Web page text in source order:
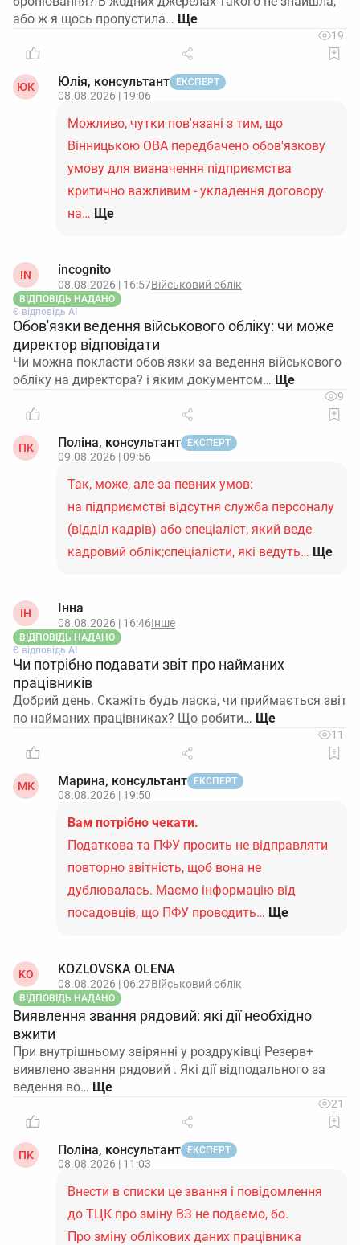
або ж я щось пропустила…
19
ЮК Юлія, консультант ЕКСПЕРТ
08.08.2026 | 19:06
Можливо, чутки пов'язані з тим, що
Вінницькою ОВА передбачено обов'язкову
умову для визначення підприємства
критично важливим - укладення договору
на… Ще
IN incognito
08.08.2026 | 16:57Військовий облік
ВІДПОВІДЬ НАДАНО
Є відповідь АІ
Обов'язки ведення військового обліку: чи може
директор відповідати
Чи можна покласти обов'язки за ведення військового
обліку на директора? і яким документом…
9
ПК Поліна, консультант ЕКСПЕРТ
09.08.2026 | 09:56
Так, може, але за певних умов:
на підприємстві відсутня служба персоналу
(відділ кадрів) або спеціаліст, який веде
кадровий облік;спеціалісти, які ведуть… Ще
ІН Інна
08.08.2026 | 16:46Інше
ВІДПОВІДЬ НАДАНО
Є відповідь АІ
Чи потрібно подавати звіт про найманих
працівників
Добрий день. Скажіть будь ласка, чи приймається звіт
по найманих працівниках? Що робити…
11
МК Марина, консультант ЕКСПЕРТ
08.08.2026 | 19:50
Вам потрібно чекати.
Податкова та ПФУ просить не відправляти
повторно звітність, щоб вона не
дублювалась. Маємо інформацію від
посадовців, що ПФУ проводить… Ще
KO KOZLOVSKA OLENA
08.08.2026 | 06:27Військовий облік
ВІДПОВІДЬ НАДАНО
Виявлення звання рядовий: які дії необхідно
вжити
При внутрішньому звірянні у роздруківці Резерв+
виявлено звання рядовий . Які дії відподального за
ведення во…
21
ПК Поліна, консультант ЕКСПЕРТ
08.08.2026 | 11:03
Внести в списки це звання і повідомлення
до ТЦК про зміну ВЗ не подаємо, бо.
Про зміну облікових даних працівника